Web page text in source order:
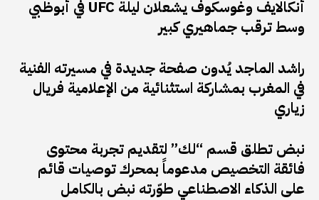
أنكالايف وغوسكوف يشعلان ليلة UFC في أبوظبي
وسط ترقب جماهيري كبير
راشد الماجد يُدون صفحة جديدة في مسيرته الفنية
في المغرب بمشاركة استثنائية من الإعلامية فريال
زياري
نبض تطلق قسم “لك” لتقديم تجربة محتوى
فائقة التخصيص مدعوماً بمحرك توصيات قائم
على الذكاء الاصطناعي طوّرته نبض بالكامل